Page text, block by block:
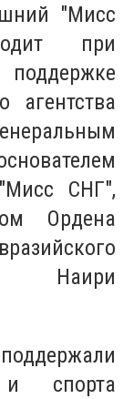
"Мисс
при
агентства
СНГ",
Ордена
Наири
и спорта